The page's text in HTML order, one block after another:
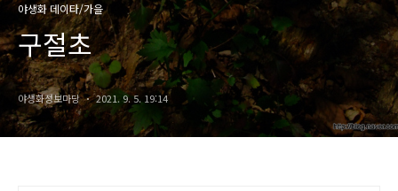
야생화 데이타/가을
구절초
야생화정보마당 2021. 9. 5. 19:14